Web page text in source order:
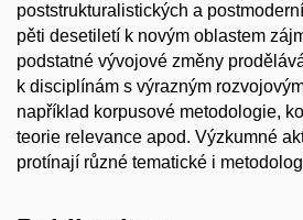
poststrukturalistických a
pěti desetiletí k novým oblastem
podstatné vývojové změny
k disciplínám s výrazným
například korpusové metodologie,
teorie relevance apod. Výzkumné
protínají různé tematické i